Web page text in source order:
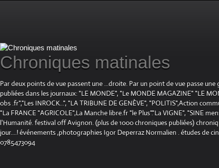
Chroniques matinales
Par deux points de vue passent une ...droite. Par un point de vue passe
publiées dans les journaux: "LE MONDE", "Le MONDE MAGAZINE" "LE
obs .fr","Les INROCK...", "LA TRIBUNE DE GENÈVE", "POLITIS",Action
"La FRANCE "AGRICOLE",La Manche libre.fr "le Plus"."La VIGNE", "SINE
l'Humanité. festival off Avignon. (plus de 1000 chroniques publiées)
jour....! événements ,photographies Igor Deperraz Normalien . études de
0785473094